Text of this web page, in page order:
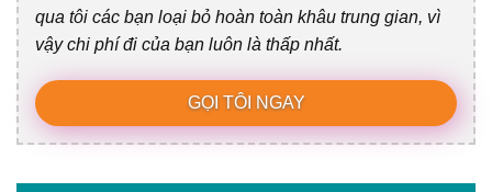
qua tôi các bạn loại bỏ hoàn toàn khâu trung gian, vì
vậy chi phí đi của bạn luôn là thấp nhất.
GỌI TÔI NGAY